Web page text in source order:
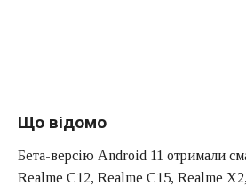
Що відомо
Бета-версію Android 11 отримали
Realme C12, Realme C15, Realme